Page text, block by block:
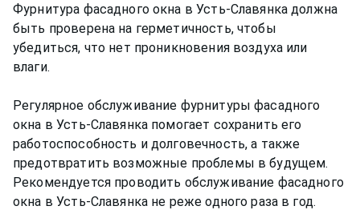
Фурнитура фасадного окна в Усть-Славянка должна
быть проверена на герметичность, чтобы
убедиться, что нет проникновения воздуха или
влаги.
Регулярное обслуживание фурнитуры фасадного
окна в Усть-Славянка помогает сохранить его
работоспособность и долговечность, а также
предотвратить возможные проблемы в будущем.
Рекомендуется проводить обслуживание фасадного
окна в Усть-Славянка не реже одного раза в год.